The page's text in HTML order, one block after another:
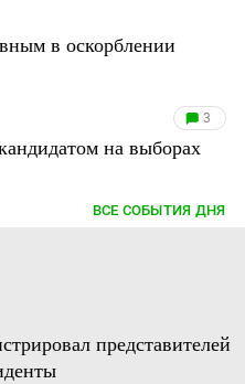
в оскорблении
3
на выборах
ВСЕ СОБЫТИЯ ДНЯ
представителей